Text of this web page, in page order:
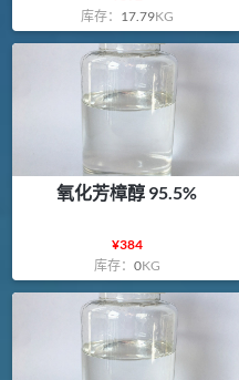
库存： 17.79KG
氧化芳樟醇 95.5%
¥384
库存： 0KG